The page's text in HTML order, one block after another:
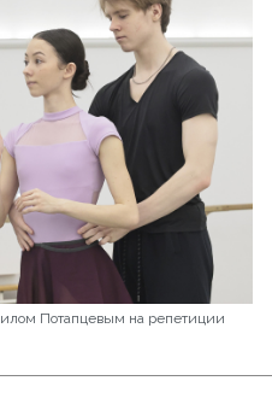
Потапцевым на репетиции